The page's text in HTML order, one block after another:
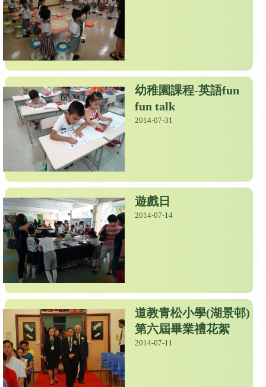
幼稚園課程-英語fun
fun talk
2014-07-31
遊戲日
2014-07-14
道教青松小學(湖景邨)
第六屆畢業禮花絮
2014-07-11